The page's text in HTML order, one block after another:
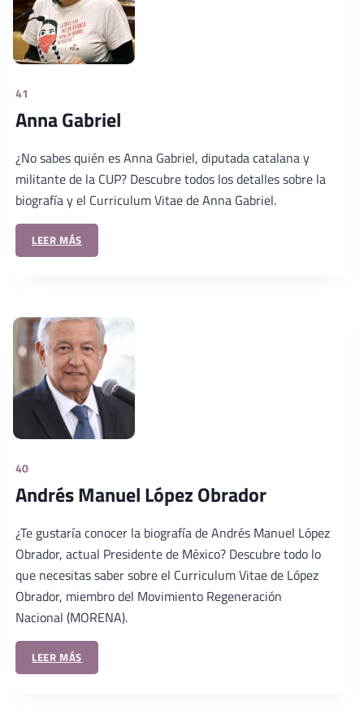
41
Anna Gabriel
¿No sabes quién es Anna Gabriel, diputada catalana y
militante de la CUP? Descubre todos los detalles sobre la
biografía y el Curriculum Vitae de Anna Gabriel.
LEER MÁS
40
Andrés Manuel López Obrador
¿Te gustaría conocer la biografía de Andrés Manuel López
Obrador, actual Presidente de México? Descubre todo lo
que necesitas saber sobre el Curriculum Vitae de López
Obrador, miembro del Movimiento Regeneración
Nacional (MORENA).
LEER MÁS